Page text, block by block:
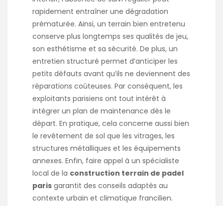
rapidement entraîner une dégradation
prématurée. Ainsi, un terrain bien entretenu
conserve plus longtemps ses qualités de jeu,
son esthétisme et sa sécurité. De plus, un
entretien structuré permet d’anticiper les
petits défauts avant qu’ils ne deviennent des
réparations coûteuses. Par conséquent, les
exploitants parisiens ont tout intérêt à
intégrer un plan de maintenance dès le
départ. En pratique, cela concerne aussi bien
le revêtement de sol que les vitrages, les
structures métalliques et les équipements
annexes. Enfin, faire appel à un spécialiste
local de la construction terrain de padel
paris garantit des conseils adaptés au
contexte urbain et climatique francilien.